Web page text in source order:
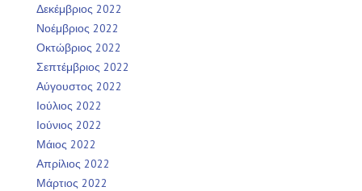
Δεκέμβριος 2022
Νοέμβριος 2022
Οκτώβριος 2022
Σεπτέμβριος 2022
Αύγουστος 2022
Ιούλιος 2022
Ιούνιος 2022
Μάιος 2022
Απρίλιος 2022
Μάρτιος 2022